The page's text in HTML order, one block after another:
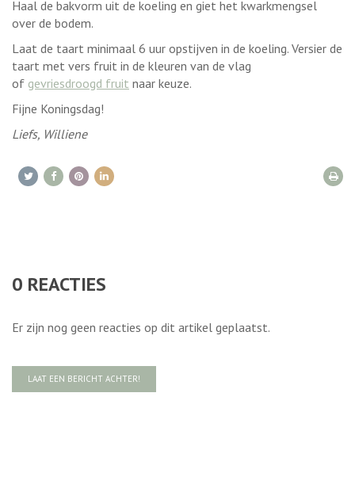
Haal de bakvorm uit de koeling en giet het kwarkmengsel
over de bodem.
Laat de taart minimaal 6 uur opstijven in de koeling. Versier de
taart met vers fruit in de kleuren van de vlag
of gevriesdroogd fruit naar keuze.
Fijne Koningsdag!
Liefs, Williene
0 REACTIES
Er zijn nog geen reacties op dit artikel geplaatst.
LAAT EEN BERICHT ACHTER!